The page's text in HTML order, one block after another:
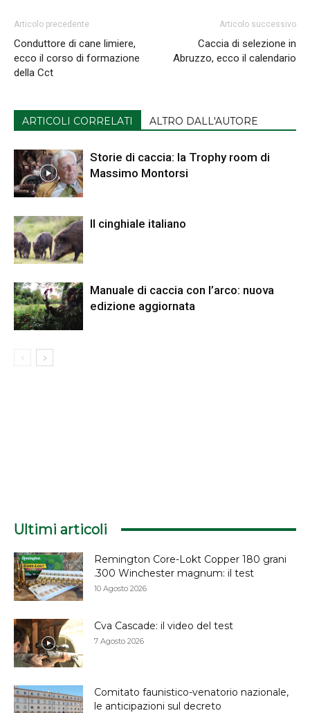
Articolo precedente
Conduttore di cane limiere,
ecco il corso di formazione
della Cct
Articolo successivo
Caccia di selezione in
Abruzzo, ecco il calendario
ARTICOLI CORRELATI ALTRO DALL'AUTORE
Storie di caccia: la Trophy room di
Massimo Montorsi
Il cinghiale italiano
Manuale di caccia con l’arco: nuova
edizione aggiornata
Ultimi articoli
Remington Core-Lokt Copper 180 grani
.300 Winchester magnum: il test
10 Agosto 2026
Cva Cascade: il video del test
7 Agosto 2026
Comitato faunistico-venatorio nazionale,
le anticipazioni sul decreto